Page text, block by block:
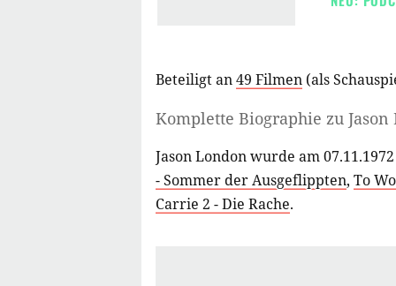
Beteiligt an49 Filmen (als
Komplette Biographie zu
Jason London wurde am
- Sommer der Ausgeflippten, To
Carrie 2 - Die Rache.